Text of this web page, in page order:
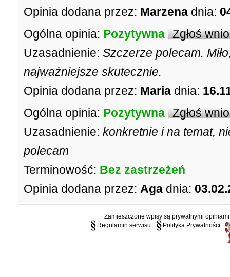
Opinia dodana przez: Marzena dnia:
Ogólna opinia: Pozytywna Zgłoś
Uzasadnienie: Szczerze polecam.
najważniejsze skutecznie.
Opinia dodana przez: Maria dnia:
Ogólna opinia: Pozytywna Zgłoś
Uzasadnienie: konkretnie i na temat,
polecam
Terminowość: Bez zastrzeżeń
Opinia dodana przez: Aga dnia:
Zamieszczone wpisy są prywatnymi
Regulamin serwisu
Polityka Prywatności